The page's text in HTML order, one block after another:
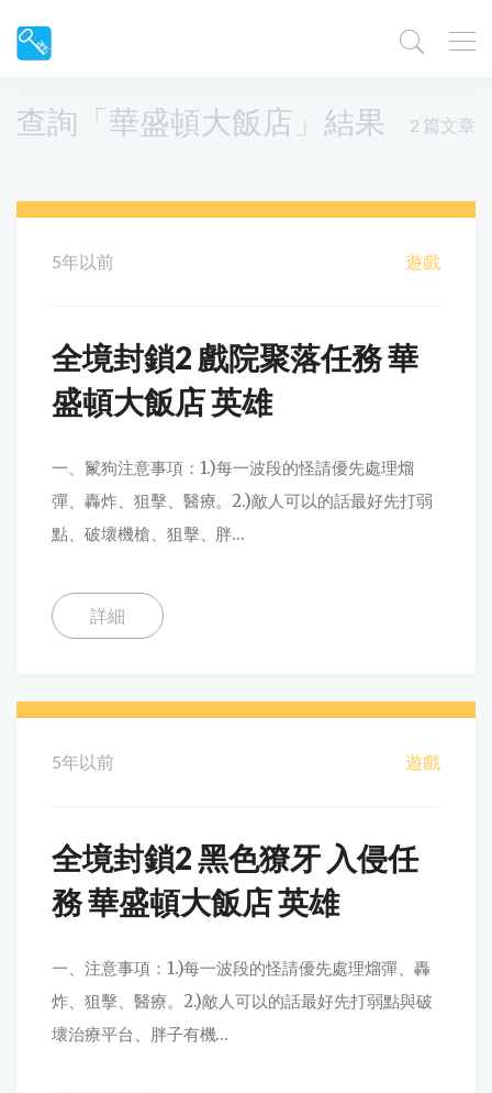
查詢「華盛頓大飯店」結果 2 篇文章
5年以前 遊戲
全境封鎖2 戲院聚落任務 華
盛頓大飯店 英雄
一、鬣狗注意事項：1.)每一波段的怪請優先處理熘
彈、轟炸、狙擊、醫療。2.)敵人可以的話最好先打弱
點、破壞機槍、狙擊、胖...
詳細
5年以前 遊戲
全境封鎖2 黑色獠牙 入侵任
務 華盛頓大飯店 英雄
一、注意事項：1.)每一波段的怪請優先處理熘彈、轟
炸、狙擊、醫療。2.)敵人可以的話最好先打弱點與破
壞治療平台、胖子有機...